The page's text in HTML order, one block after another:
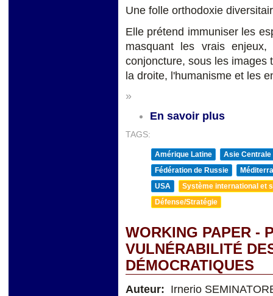
Une folle orthodoxie
Elle prétend immuniser les
masquant les vrais
conjoncture, sous les images
la droite, l'humanisme et les
»
En savoir plus
TAGS:
Amérique Latine
Asie Centrale
Fédération de Russie
USA
Système international et
Défense/Stratégie
WORKING PAPER -
VULNÉRABILITÉ
DÉMOCRATIQUES
Auteur: Irnerio